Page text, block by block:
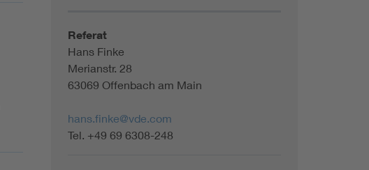
Referat
Hans Finke
Merianstr. 28
63069 Offenbach am Main
hans.finke@vde.com
Tel. +49 69 6308-248